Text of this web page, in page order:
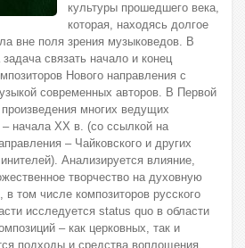
культуры прошедшего века,
которая, находясь долгое
вне поля зрения музыковедов. В
связать начало и конец
Нового направления с
современных авторов. В Первой
многих ведущих
– начала XX в. (со ссылкой на
– Чайковского и других
Анализируется влияние,
творчество на духовную
том числе композиторов русского
исследуется status quo в области
– как церковных, так и
подходы и средства воплощения,